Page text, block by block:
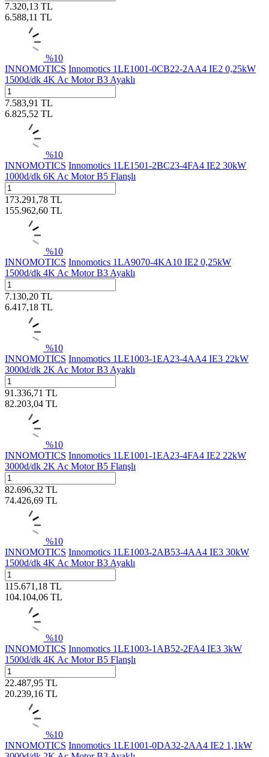
7.320,13 TL
6.588,11 TL
%10
INNOMOTICS Innomotics 1LE1001-0CB22-2AA4 IE2 0,25kW
1500d/dk 4K Ac Motor B3 Ayaklı
7.583,91 TL
6.825,52 TL
%10
INNOMOTICS Innomotics 1LE1501-2BC23-4FA4 IE2 30kW
1000d/dk 6K Ac Motor B5 Flanşlı
173.291,78 TL
155.962,60 TL
%10
INNOMOTICS Innomotics 1LA9070-4KA10 IE2 0,25kW
1500d/dk 4K Ac Motor B3 Ayaklı
7.130,20 TL
6.417,18 TL
%10
INNOMOTICS Innomotics 1LE1003-1EA23-4AA4 IE3 22kW
3000d/dk 2K Ac Motor B3 Ayaklı
91.336,71 TL
82.203,04 TL
%10
INNOMOTICS Innomotics 1LE1001-1EA23-4FA4 IE2 22kW
3000d/dk 2K Ac Motor B5 Flanşlı
82.696,32 TL
74.426,69 TL
%10
INNOMOTICS Innomotics 1LE1003-2AB53-4AA4 IE3 30kW
1500d/dk 4K Ac Motor B3 Ayaklı
115.671,18 TL
104.104,06 TL
%10
INNOMOTICS Innomotics 1LE1003-1AB52-2FA4 IE3 3kW
1500d/dk 4K Ac Motor B5 Flanşlı
22.487,95 TL
20.239,16 TL
%10
INNOMOTICS Innomotics 1LE1001-0DA32-2AA4 IE2 1,1kW